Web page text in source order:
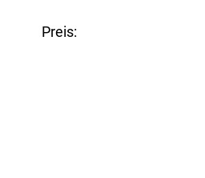
Preis: